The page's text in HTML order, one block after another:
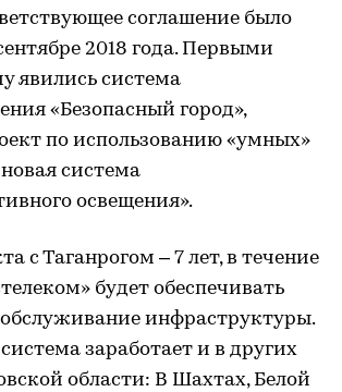
соглашение было
2018 года. Первыми
явились система
«Безопасный город»,
по использованию «умных»
система
освещения».
с Таганрогом – 7 лет, в течение
будет обеспечивать
инфраструктуры.
заработает и в других
области: В Шахтах, Белой